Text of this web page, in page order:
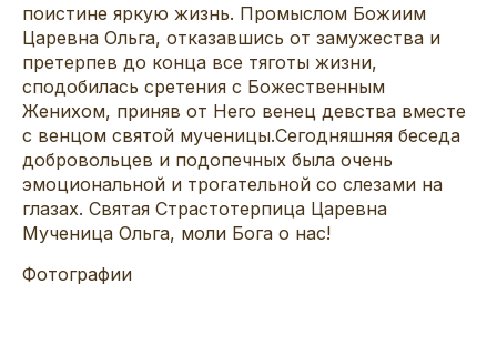
поистине яркую жизнь. Промыслом Божиим
Царевна Ольга, отказавшись от замужества и
претерпев до конца все тяготы жизни,
сподобилась сретения с Божественным
Женихом, приняв от Него венец девства вместе
с венцом святой мученицы.Сегодняшняя беседа
добровольцев и подопечных была очень
эмоциональной и трогательной со слезами на
глазах. Святая Страстотерпица Царевна
Мученица Ольга, моли Бога о нас!
Фотографии